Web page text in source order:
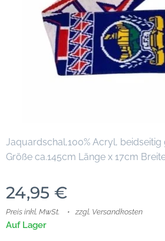
Jaquardschal,100% Acryl, beidseitig
Größe ca.145cm Länge x 17cm
24,95 €
Preis inkl. MwSt. zzgl. Versandkosten
Auf Lager